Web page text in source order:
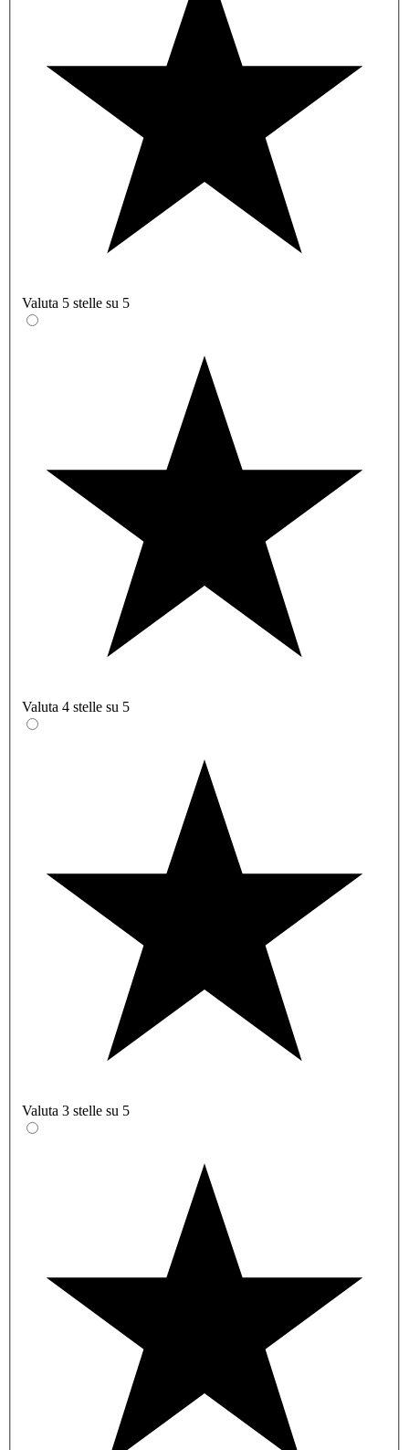
Valuta 5 stelle su 5
Valuta 4 stelle su 5
Valuta 3 stelle su 5